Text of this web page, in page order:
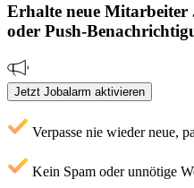
Erhalte neue Mitarbeiter
oder Push-
Jetzt Jobalarm aktivieren
Verpasse nie wieder neue,
Kein Spam oder unnötige